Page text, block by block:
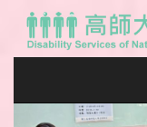
Previous